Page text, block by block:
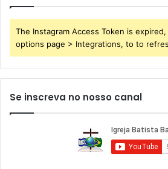
The Instagram Access Token is
options page > Integrations, to to
Se inscreva no nosso canal